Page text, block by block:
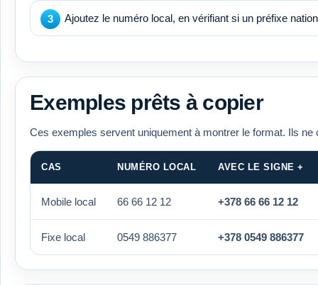
Ajoutez le numéro local, en vérifiant si un préfixe
Exemples prêts à copier
Ces exemples servent uniquement à montrer le format. Ils ne
CAS NUMÉRO LOCAL AVEC LE SIGNE +
Mobile local 66 66 12 12 +378 66 66 12 12
Fixe local 0549 886377 +378 0549 886377